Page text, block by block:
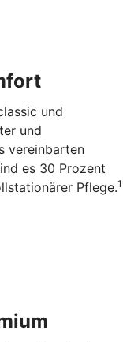
und
und
vereinbarten
es 30 Prozent
Pflege.1